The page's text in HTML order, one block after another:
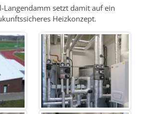
Langendamm setzt damit auf ein
Heizkonzept.